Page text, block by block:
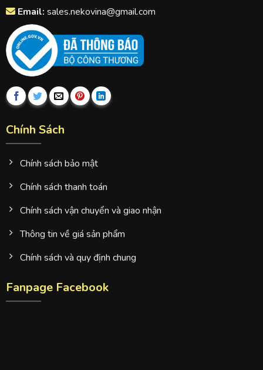
Email: sales.nekovina@gmail.com
Chính Sách
Chính sách bảo mật
Chính sách thanh toán
Chính sách vận chuyển và giao nhận
Thông tin về giá sản phẩm
Chính sách và quy định chung
Fanpage Facebook